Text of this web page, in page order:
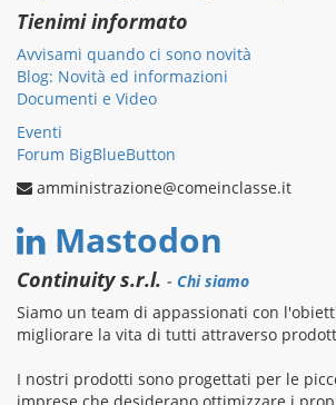
Tienimi informato
Avvisami quando ci sono novità
Blog: Novità ed informazioni
Documenti e Video
Eventi
Forum BigBlueButton
amministrazione@comeinclasse.it
Mastodon
Continuity s.r.l. - Chi siamo
Siamo un team di appassionati con
migliorare la vita di tutti attraverso
I nostri prodotti sono progettati per le